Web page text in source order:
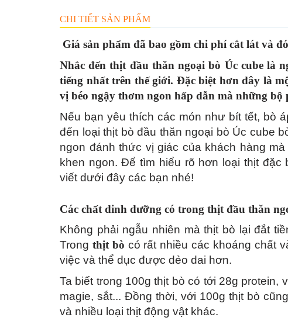
CHI TIẾT SẢN PHẨM
Giá sản phẩm đã bao gồm chi phí cắt lát và
Nhắc đến thịt đầu thăn ngoại bò Úc cube là
tiếng nhất trên thế giới. Đặc biệt hơn đây là
vị béo ngậy thơm ngon hấp dẫn mà những bộ
Nếu bạn yêu thích các món như bít tết, bò
đến loại thịt bò đầu thăn ngoại bò Úc cube
ngon đánh thức vị giác của khách hàng
khen ngon. Để tìm hiểu rõ hơn loại thịt
viết dưới đây các bạn nhé!
Các chất dinh dưỡng có trong thịt đầu thăn
Không phải ngẫu nhiên mà thịt bò lại đắt
Trong thịt bò có rất nhiều các khoáng chất
việc và thể dục được dẻo dai hơn.
Ta biết trong 100g thịt bò có tới 28g protein,
magie, sắt... Đồng thời, với 100g thịt bò
và nhiều loại thịt động vật khác.